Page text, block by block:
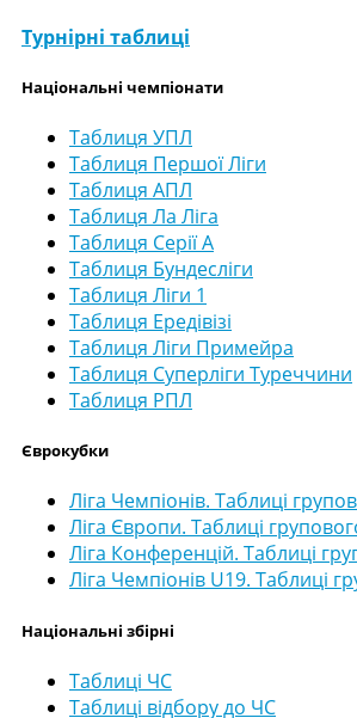
Турнірні таблиці
Національні чемпіонати
Таблиця УПЛ
Таблиця Першої Ліги
Таблиця АПЛ
Таблиця Ла Ліга
Таблиця Серії А
Таблиця Бундесліги
Таблиця Ліги 1
Таблиця Ередівізі
Таблиця Ліги Примейра
Таблиця Суперліги Туреччини
Таблиця РПЛ
Єврокубки
Ліга Чемпіонів. Таблиці
Ліга Європи. Таблиці
Ліга Конференцій. Таблиці
Ліга Чемпіонів U19. Таблиці
Національні збірні
Таблиці ЧС
Таблиці відбору до ЧС